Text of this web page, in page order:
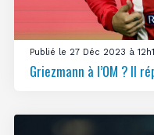
Publié le 27 Déc 2023 à
Griezmann à l’OM ? Il